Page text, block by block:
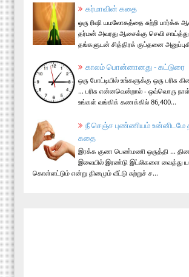
கர்மாவின் கதை
ஒரு ரிஷி யமலோகத்தை சுற்றி பார்க்க
தர்மன் அவரது ஆசைக்கு செவி
தங்களுடன் சித்திரக் குப்தனை
காலம் பொன்னானது - கட்டுரை
ஒரு போட்டியில் உங்களுக்கு ஒரு பரிசு
... பரிசு என்னவென்றால் - ஒவ்வொரு
உங்கள் வங்கிக் கணக்கில் 86,400...
நீ செஞ்ச புண்ணியம் உன்னிடமே
கதை
இரக்க குண பெண்மணி ஒருத்தி ...
இலையில் இரண்டு இட்லிகளை வைத்து
கொள்ளட்டும் என்று தினமும் வீட்டு சுற்றுச் ச...